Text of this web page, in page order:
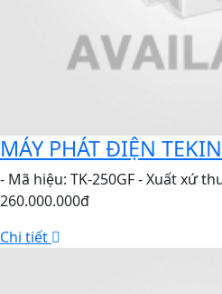
MÁY PHÁT ĐIỆN
- Mã hiệu: TK-250GF - Xuất xứ
260.000.000đ
Chi tiết